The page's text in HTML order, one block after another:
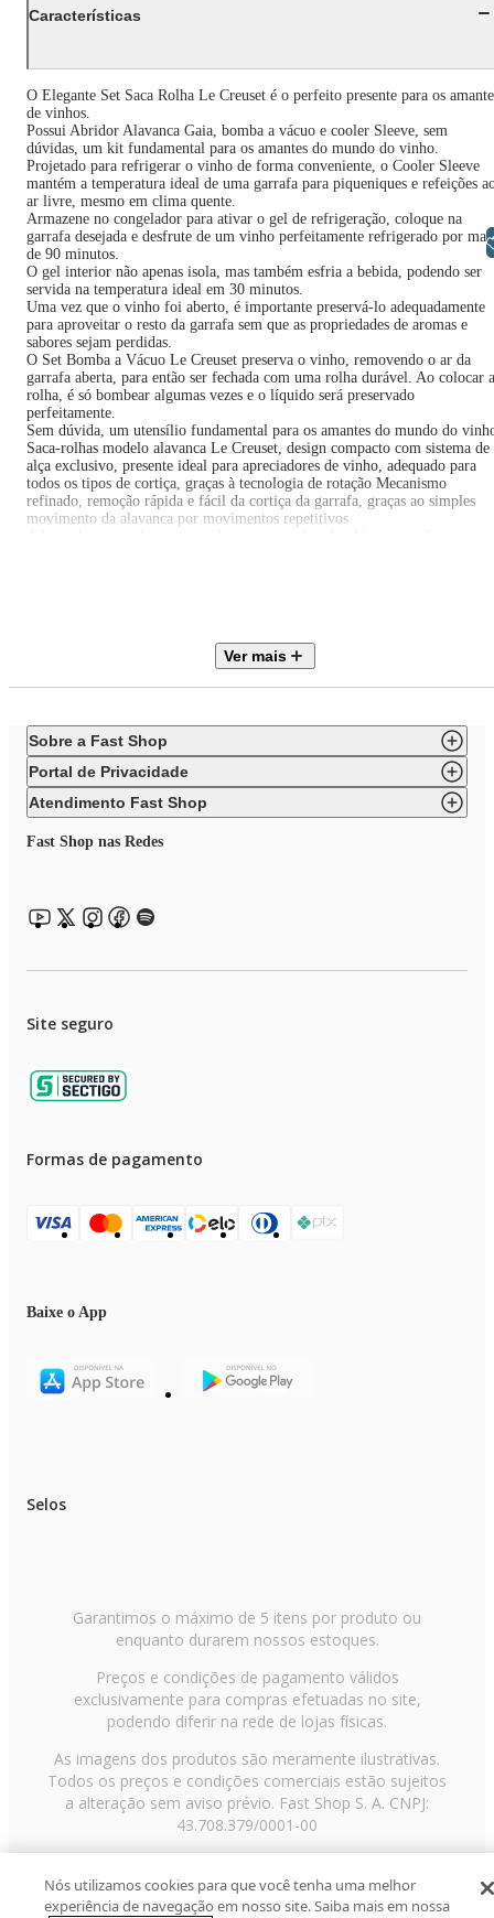
Características
O Elegante Set Saca Rolha Le Creuset é o perfeito presente para os
de vinhos.
Possui Abridor Alavanca Gaia, bomba a vácuo e cooler Sleeve, sem
dúvidas, um kit fundamental para os amantes do mundo do vinho.
Projetado para refrigerar o vinho de forma conveniente, o Cooler Sleeve
mantém a temperatura ideal de uma garrafa para piqueniques e refeições
ar livre, mesmo em clima quente.
Armazene no congelador para ativar o gel de refrigeração, coloque na
garrafa desejada e desfrute de um vinho perfeitamente refrigerado por
de 90 minutos.
O gel interior não apenas isola, mas também esfria a bebida, podendo ser
servida na temperatura ideal em 30 minutos.
Uma vez que o vinho foi aberto, é importante preservá-lo adequadamente
para aproveitar o resto da garrafa sem que as propriedades de aromas e
sabores sejam perdidas.
O Set Bomba a Vácuo Le Creuset preserva o vinho, removendo o ar da
garrafa aberta, para então ser fechada com uma rolha durável. Ao colocar a
rolha, é só bombear algumas vezes e o líquido será preservado
perfeitamente.
Sem dúvida, um utensílio fundamental para os amantes do mundo do
Saca-rolhas modelo alavanca Le Creuset, design compacto com sistema de
alça exclusivo, presente ideal para apreciadores de vinho, adequado para
todos os tipos de cortiça, graças à tecnologia de rotação Mecanismo
refinado, remoção rápida e fácil da cortiça da garrafa, graças ao simples
movimento da alavanca por movimentos repetitivos
- Especificações Cooler Sleeve:
• Cor: Purple Shiny
• Material: Nylon
• Comprimento: 23,5 cm
• Largura: 15,5 cm
• Altura: 3 cm
• Modo de Lavagem: Lavagem a Mão
- Especificações Bomba Vacuo:
• Cor: Purple Shiny
• País de Origem: China
Ver mais
Sobre a Fast Shop
Portal de Privacidade
Atendimento Fast Shop
Fast Shop nas Redes
Site seguro
Formas de pagamento
Baixe o App
Selos
Garantimos o máximo de 5 itens por produto ou
enquanto durarem nossos estoques.
Preços e condições de pagamento válidos
exclusivamente para compras efetuadas no site,
podendo diferir na rede de lojas físicas.
As imagens dos produtos são meramente ilustrativas.
Todos os preços e condições comerciais estão sujeitos
a alteração sem aviso prévio. Fast Shop S. A. CNPJ:
43.708.379/0001-00
Paulo/SP, CEP 02029-001, Telefone: 11 3003-3728 ©
2013 Fast Shop - Todos os direitos reservadosRF
Nós utilizamos cookies para que você tenha uma melhor
experiência de navegação em nosso site. Saiba mais em nossa
Libras